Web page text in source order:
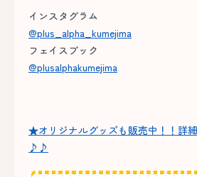
インスタグラム
@plus_alpha_kumejima
フェイスブック
@plusalphakumejima
★オリジナルグッズも販売中！！詳
♪♪